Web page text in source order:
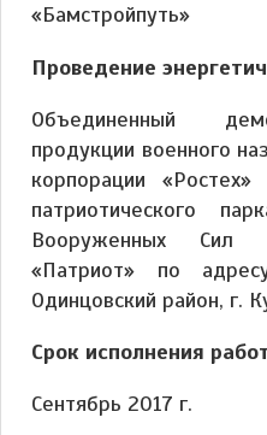
«Бамстройпуть»
Проведение
Объединенный
продукции военного
корпорации
патриотического
Вооруженных Сил
«Патриот» по
Одинцовский район, г.
Срок исполнения
Сентябрь 2017 г.